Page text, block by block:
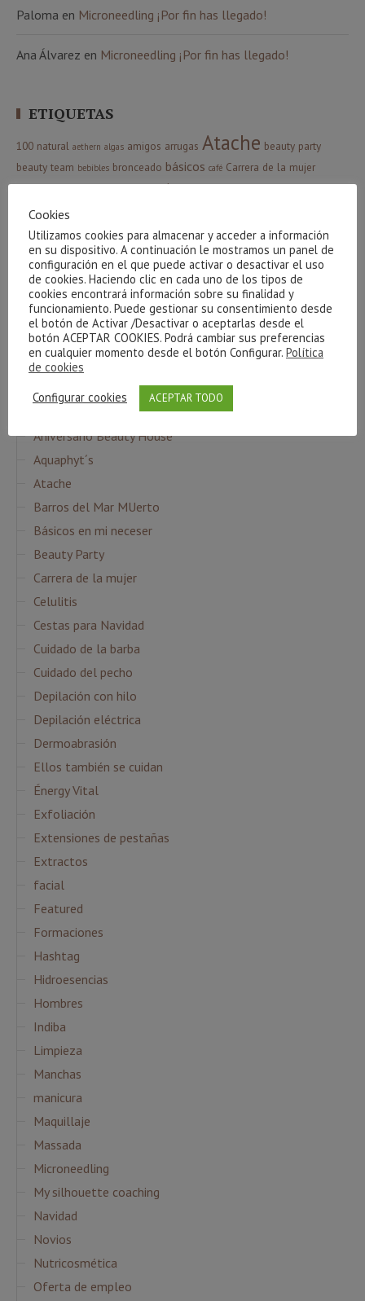
Paloma en Microneedling ¡Por fin has llegado!
Ana Álvarez en Microneedling ¡Por fin has llegado!
ETIQUETAS
100 natural aethern algas amigos arrugas Atache beauty party
beauty team bebibles bronceado básicos café Carrera de la mujer
celulitis Cestas corporal creativite cuidados básicos Cvital
envejecimiento
Limpiezaluminosidad manchas Maquillaje
massadaNavidad Nutricosmética oxigenación Phyt´s
piel relax resultados ritual serum sol sorteoverano
Ácido Hialurónico
CATEGORÍAS
Agua Micelar
Aniversario Beauty House
Aquaphyt´s
Atache
Barros del Mar MUerto
Básicos en mi neceser
Beauty Party
Carrera de la mujer
Celulitis
Cestas para Navidad
Cuidado de la barba
Cuidado del pecho
Depilación con hilo
Depilación eléctrica
Dermoabrasión
Ellos también se cuidan
Énergy Vital
Exfoliación
Extensiones de pestañas
Extractos
facial
Featured
Formaciones
Hashtag
Hidroesencias
Hombres
Indiba
Limpieza
Manchas
manicura
Maquillaje
Massada
Microneedling
My silhouette coaching
Navidad
Novios
Nutricosmética
Oferta de empleo
Cookies
Utilizamos cookies para almacenar y acceder a información
en su dispositivo. A continuación le mostramos un panel de
configuración en el que puede activar o desactivar el uso
de cookies. Haciendo clic en cada uno de los tipos de
cookies encontrará información sobre su finalidad y
funcionamiento. Puede gestionar su consentimiento desde
el botón de Activar /Desactivar o aceptarlas desde el
botón ACEPTAR COOKIES. Podrá cambiar sus preferencias
en cualquier momento desde el botón Configurar. Política
de cookies
Configurar cookies
ACEPTAR TODO